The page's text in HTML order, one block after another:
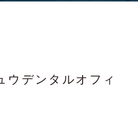
デンタルオフィ